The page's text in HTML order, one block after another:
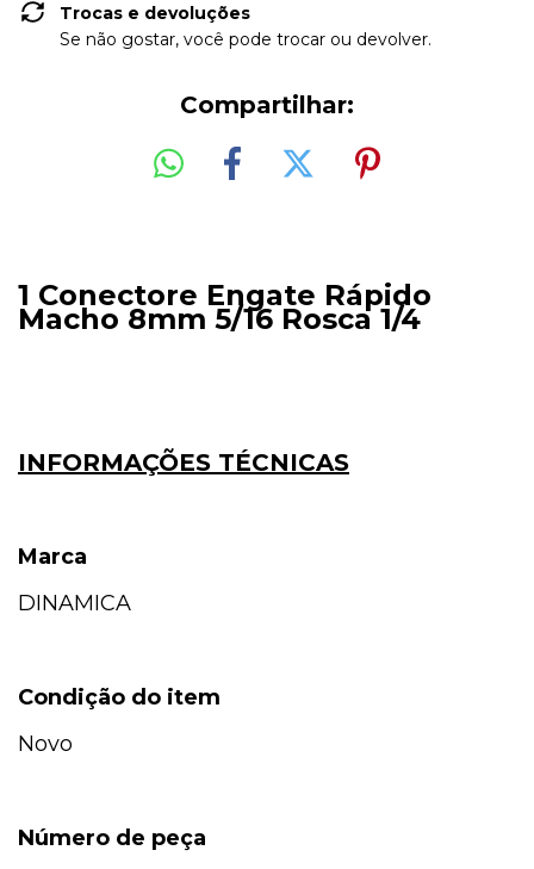
Trocas e devoluções
Se não gostar, você pode trocar ou devolver.
Compartilhar:
1 Conectore Engate Rápido
Macho 8mm 5/16 Rosca 1/4
INFORMAÇÕES TÉCNICAS
Marca
DINAMICA
Condição do item
Novo
Número de peça